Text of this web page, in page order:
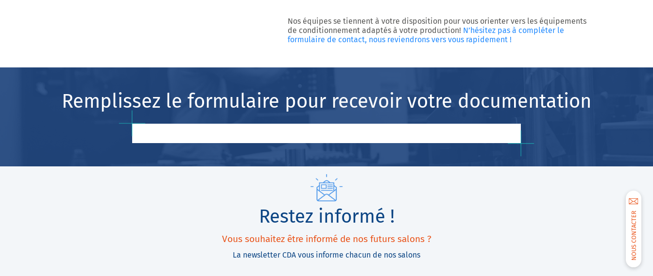
NOUS CONTACTER
Nos équipes se tiennent à votre disposition pour vous orienter vers les équipements
de conditionnement adaptés à votre production! N’hésitez pas à compléter le
formulaire de contact, nous reviendrons vers vous rapidement !
Remplissez le formulaire pour recevoir votre documentation
Restez informé !
Vous souhaitez être informé de nos futurs salons ?
La newsletter CDA vous informe chacun de nos salons